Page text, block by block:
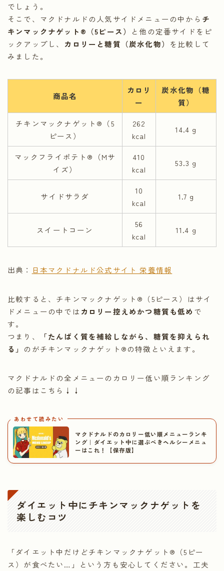
でしょう。
そこで、マクドナルドの人気サイドメニューの中から チ
キンマックナゲット®（5ピース）
と他の定番サイドをピ
ックアップし、 カロリーと糖質（炭水化物） を比較して
みました。
商品名
カロリ
ー
炭水化物（糖
質）
チキンマックナゲット®（5
ピース）
262
kcal
14.4 g
マックフライポテト®（Mサ
イズ）
410
kcal
53.3 g
サイドサラダ
10
kcal
1.7 g
スイートコーン
56
kcal
11.4 g
出典： 日本マクドナルド公式サイト 栄養情報
比較すると、チキンマックナゲット®（5ピース）はサイ
ドメニューの中では カロリー控えめかつ糖質も低め で
す。
つまり、
「たんぱく質を補給しながら、糖質を抑えられ
る」 のがチキンマックナゲット®の特徴といえます。
マクドナルドの全メニューのカロリー低い順ランキング
の記事はこちら↓↓
あわせて読みたい
マクドナルドのカロリー低い順メニューランキ
ング｜ダイエット中に選ぶべきヘルシーメニュ
ーはこれ！【保存版】
ダイエット中にチキンマックナゲットを
楽しむコツ
「ダイエット中だけどチキンマックナゲット®（5ピー
ス）が食べたい…」という方も安心してください。工夫